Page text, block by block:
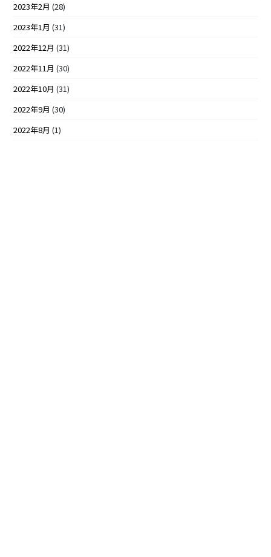
2023年2月 (28)
2023年1月 (31)
2022年12月 (31)
2022年11月 (30)
2022年10月 (31)
2022年9月 (30)
2022年8月 (1)